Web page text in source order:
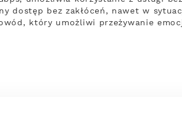
dostęp bez zakłóceń, nawet w
który umożliwi przeżywanie